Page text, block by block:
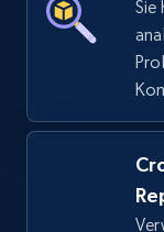
Seller
Sie